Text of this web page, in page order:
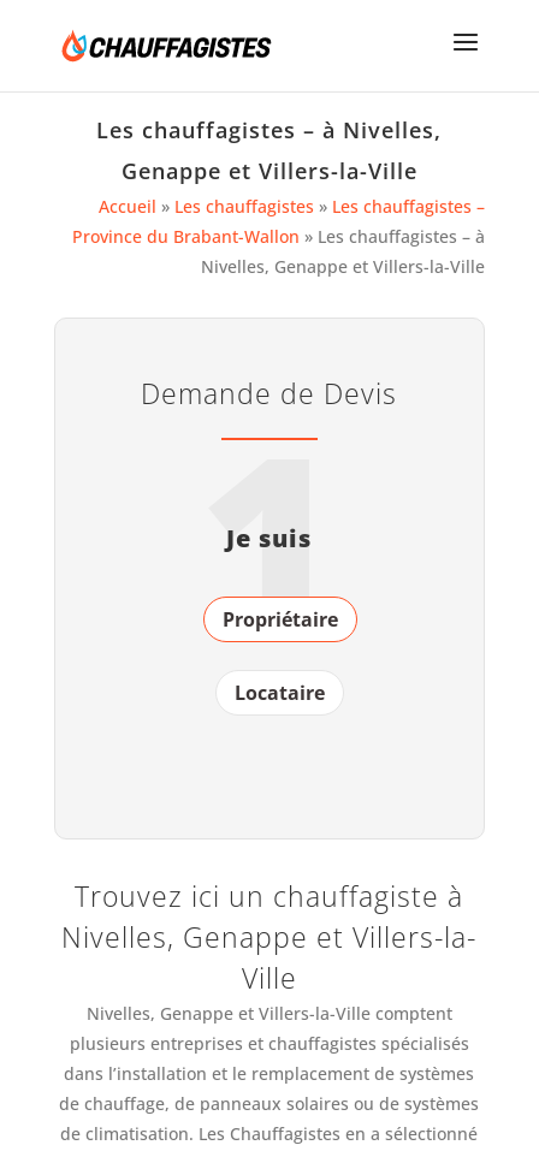
Les chauffagistes – à Nivelles,
Genappe et Villers-la-Ville
Accueil » Les chauffagistes » Les chauffagistes –
Province du Brabant-Wallon » Les chauffagistes – à
Nivelles, Genappe et Villers-la-Ville
Demande de Devis
1
Je suis
Propriétaire
Locataire
Trouvez ici un chauffagiste à
Nivelles, Genappe et Villers-la-
Ville
Nivelles, Genappe et Villers-la-Ville comptent
plusieurs entreprises et chauffagistes spécialisés
dans l’installation et le remplacement de systèmes
de chauffage, de panneaux solaires ou de systèmes
de climatisation. Les Chauffagistes en a sélectionné